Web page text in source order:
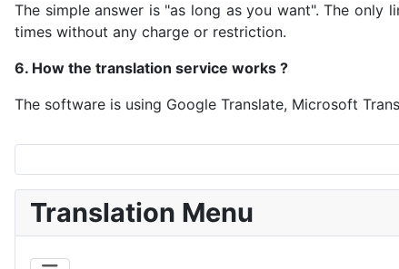
Translation Menu
The simple answer is "as long as you want". The
times without any charge or restriction.
6. How the translation service works ?
The software is using Google Translate, Microsoft